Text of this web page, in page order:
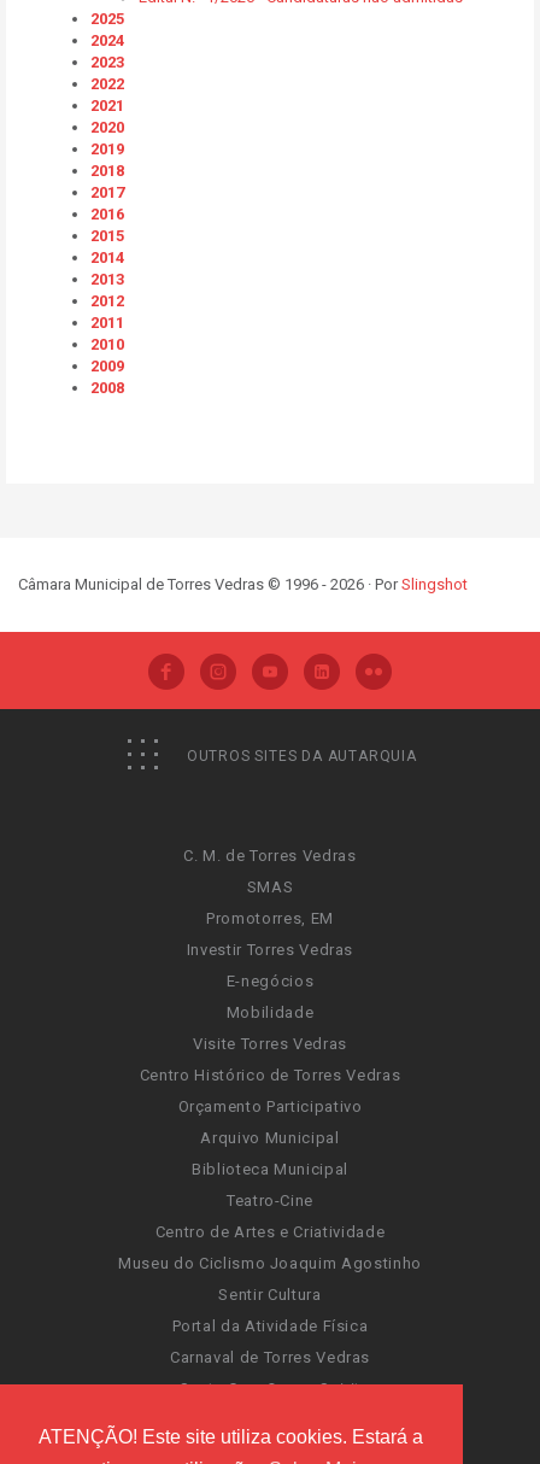
ATENÇÃO! Este site utiliza cookies. Estará a
2025
2024
2023
2022
2021
2020
2019
2018
2017
2016
2015
2014
2013
2012
2011
2010
2009
2008
Câmara Municipal de Torres Vedras © 1996 - 2026 · PorSlingshot
OUTROS SITES DA AUTARQUIA
C. M. de Torres Vedras
SMAS
Promotorres, EM
Investir Torres Vedras
E-negócios
Mobilidade
Visite Torres Vedras
Centro Histórico de Torres Vedras
Orçamento Participativo
Arquivo Municipal
Biblioteca Municipal
Teatro-Cine
Centro de Artes e Criatividade
Museu do Ciclismo Joaquim Agostinho
Sentir Cultura
Portal da Atividade Física
Carnaval de Torres Vedras
Santa Cruz Ocean Spirit